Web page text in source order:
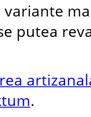
putea
.